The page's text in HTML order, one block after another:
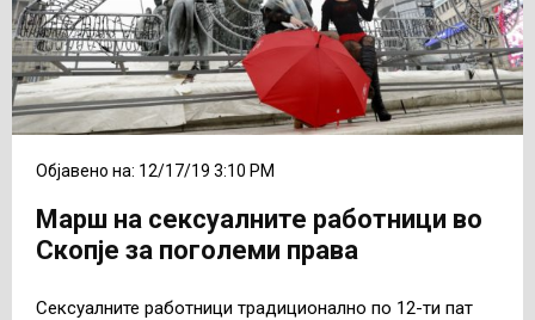
Објавено на: 12/17/19 3:10 PM
Марш на сексуалните работници во
Скопје за поголеми права
Сексуалните работници традиционално по 12-ти пат